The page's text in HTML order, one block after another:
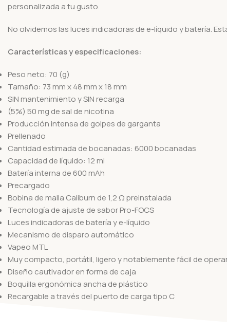
personalizada a tu gusto.
No olvidemos las luces indicadoras de e-líquido y batería.
Características y especificaciones:
Peso neto: 70 (g)
Tamaño: 73 mm x 48 mm x 18 mm
SIN mantenimiento y SIN recarga
(5%) 50 mg de sal de nicotina
Producción intensa de golpes de garganta
Prellenado
Cantidad estimada de bocanadas: 6000 bocanadas
Capacidad de líquido: 12 ml
Batería interna de 600 mAh
Precargado
Bobina de malla Caliburn de 1,2 Ω preinstalada
Tecnología de ajuste de sabor Pro-FOCS
Luces indicadoras de batería y e-líquido
Mecanismo de disparo automático
Vapeo MTL
Muy compacto, portátil, ligero y notablemente fácil de
Diseño cautivador en forma de caja
Boquilla ergonómica ancha de plástico
Recargable a través del puerto de carga tipo C